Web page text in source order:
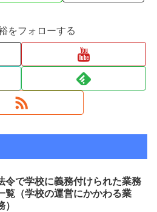
をフォローする
令で学校に義務付けられた業務
覧（学校の運営にかかわる業
）